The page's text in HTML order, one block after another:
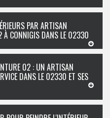
PAR ARTISAN
À CONNIGIS DANS LE 02330
02 : UN ARTISAN
DANS LE 02330 ET SES